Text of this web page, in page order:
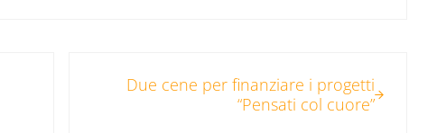
Due cene per finanziare i progetti
“Pensati col cuore”